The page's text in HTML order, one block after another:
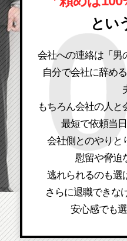
とい
会社への連絡は「男
自分で会社に辞め
もちろん会社の人と
最短で依頼当
会社側とのやりと
慰留や脅迫
逃れられるのも選
さらに退職できな
安心感でも